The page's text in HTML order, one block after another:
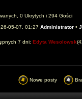
0 Ukrytych i 294 Gości
05-07, 01:27 Administrator •
7 dni: Edyta Wesolowsk
Nowe posty